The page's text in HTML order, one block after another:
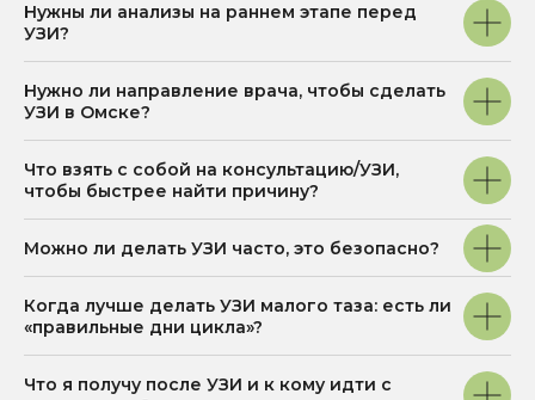
Нужны ли анализы на раннем этапе перед
УЗИ?
Нужно ли направление врача, чтобы сделать
УЗИ в Омске?
Что взять с собой на консультацию/УЗИ,
чтобы быстрее найти причину?
Можно ли делать УЗИ часто, это безопасно?
Когда лучше делать УЗИ малого таза: есть ли
«правильные дни цикла»?
Что я получу после УЗИ и к кому идти с
Главная
О клинике
Услуги
Специалисты
Биохакинг
Акции и скидки
ООО "НУТРИЭРА"
ИНН: 5507302336
ОГРН: 1255500003681
Лицензия
Юридический адрес
644074, Омская
область, г. Омск,
ул. 70 Лет Октября, д.
ДЛЯ ПАЦИЕНТА